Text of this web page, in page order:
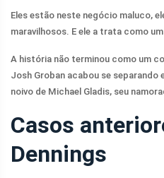
Eles estão neste negócio maluco,
maravilhosos. E ele a trata como
A história não terminou como um
Josh Groban acabou se separando
noivo de Michael Gladis, seu
Casos
Dennings